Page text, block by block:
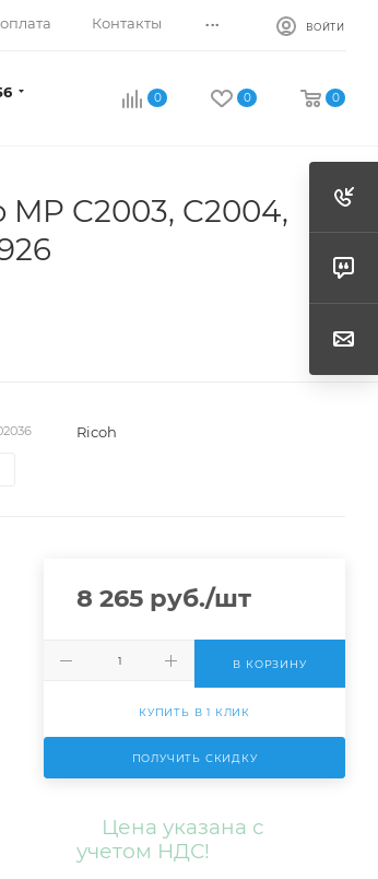
Контакты ... ВОЙТИ
0 0 0
C2003, C2004,
Ricoh
8 265 руб./шт
В КОРЗИНУ
КУПИТЬ В 1 КЛИК
ПОЛУЧИТЬ СКИДКУ
Цена указана с
учетом НДС!